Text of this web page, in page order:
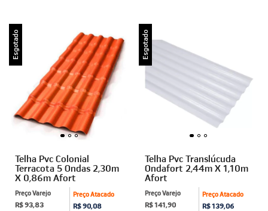
Esgotado
Telha Pvc Colonial
Terracota 5 Ondas 2,30m
X 0,86m Afort
Preço Atacado
R$ 90,08
Preço Varejo
R$ 93,83
Esgotado
Telha Pvc Translúcuda
Ondafort 2,44m X 1,10m
Afort
Preço Atacado
R$ 139,06
Preço Varejo
R$ 141,90